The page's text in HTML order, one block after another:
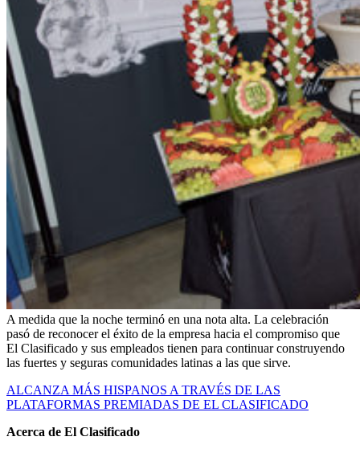
A medida que la noche terminó en una nota alta. La celebración
pasó de reconocer el éxito de la empresa hacia el compromiso que
El Clasificado y sus empleados tienen para continuar construyendo
las fuertes y seguras comunidades latinas a las que sirve.
ALCANZA MÁS HISPANOS A TRAVÉS DE LAS
PLATAFORMAS PREMIADAS DE EL CLASIFICADO
Acerca de El Clasificado